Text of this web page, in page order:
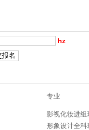
hz
专业
影视化妆进组
形象设计全科